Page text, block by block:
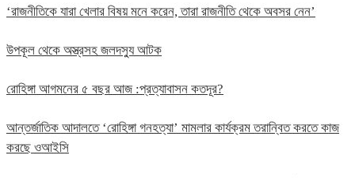
‘রাজনীতিকে যারা খেলার বিষয় মনে করেন, তারা রাজনীতি থেকে অবসর নেন’
উপকূল থেকে অস্ত্রসহ জলদস্যু আটক
রোহিঙ্গা আগমনের ৫ বছর আজ :প্রত্যাবাসন কতদূর?
আন্তর্জাতিক আদালতে ‘রোহিঙ্গা গনহত্যা’ মামলার কার্যক্রম তরান্বিত করতে কাজ
করছে ওআইসি